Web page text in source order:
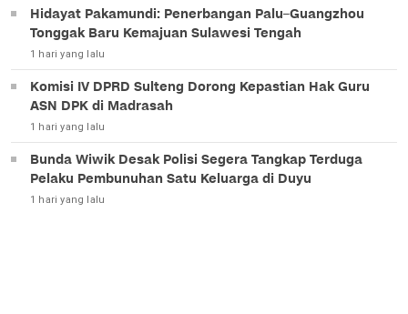
Hidayat Pakamundi: Penerbangan Palu–Guangzhou
Tonggak Baru Kemajuan Sulawesi Tengah
1 hari yang lalu
Komisi IV DPRD Sulteng Dorong Kepastian Hak Guru
ASN DPK di Madrasah
1 hari yang lalu
Bunda Wiwik Desak Polisi Segera Tangkap Terduga
Pelaku Pembunuhan Satu Keluarga di Duyu
1 hari yang lalu